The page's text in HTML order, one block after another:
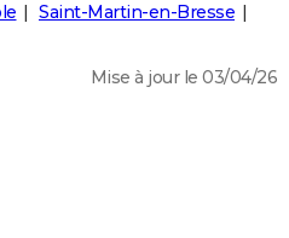
Saint-Martin-en-Bresse
Mise à jour le 03/04/26